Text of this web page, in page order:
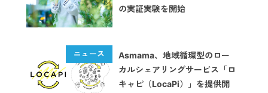
の実証実験を開始
Asmama、地域循環型のロー
カルシェアリングサービス「ロ
キャピ（LocaPi）」を提供開